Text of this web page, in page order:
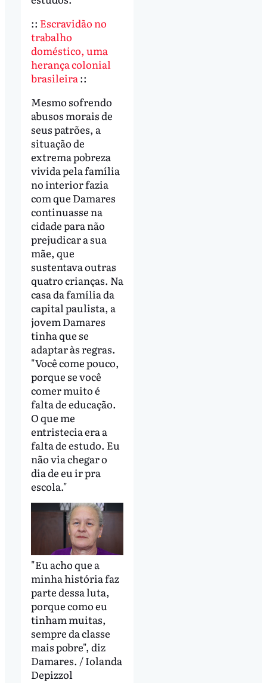
:: Escravidão no
trabalho
doméstico, uma
herança colonial
brasileira ::
Mesmo sofrendo
abusos morais de
seus patrões, a
situação de
extrema pobreza
vivida pela família
no interior fazia
com que Damares
continuasse na
cidade para não
prejudicar a sua
mãe, que
sustentava outras
quatro crianças. Na
casa da família da
capital paulista, a
jovem Damares
tinha que se
adaptar às regras.
"Você come pouco,
porque se você
comer muito é
falta de educação.
O que me
entristecia era a
falta de estudo. Eu
não via chegar o
dia de eu ir pra
escola."
"Eu acho que a
minha história faz
parte dessa luta,
porque como eu
tinham muitas,
sempre da classe
mais pobre", diz
Damares. / Iolanda
Depizzol